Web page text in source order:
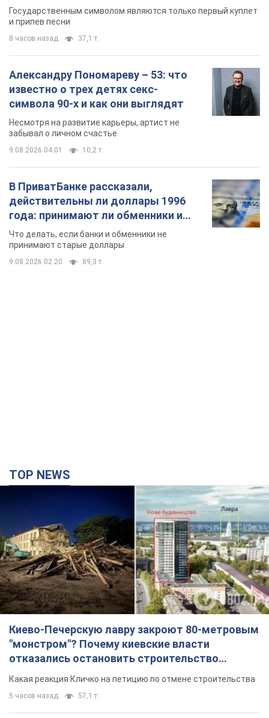
Государственным символом являются только первый куплет
и припев песни
8 часов назад 37,1 т.
Александру Пономареву – 53: что
известно о трех детях секс-
символа 90-х и как они выглядят
Несмотря на развитие карьеры, артист не
забывал о личном счастье
9.08.2026 04:01 10,2 т.
В ПриватБанке рассказали,
действительны ли доллары 1996
года: принимают ли обменники и
банки такие купюры
Что делать, если банки и обменники не
принимают старые доллары
9.08.2026 02:20 89,3 т.
TOP NEWS
Киево-Печерскую лавру закроют 80-метровым
"монстром"? Почему киевские власти
отказались остановить строительство
небоскреба "московского верующего"
Какая реакция Кличко на петицию по отмене строительства
5 часов назад 57,1 т.